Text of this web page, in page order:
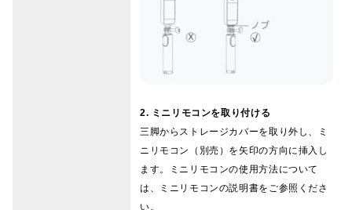
2. ミニリモコンを取り付ける
三脚からストレージカバーを取り外し、ミ
ニリモコン（別売）を矢印の方向に挿入し
ます。ミニリモコンの使用方法について
は、ミニリモコンの説明書をご参照くださ
い。